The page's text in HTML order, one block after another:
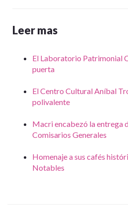
Leer mas
El Laboratorio Patrimonial
puerta
El Centro Cultural Aníbal
polivalente
Macri encabezó la entrega
Comisarios Generales
Homenaje a sus cafés
Notables